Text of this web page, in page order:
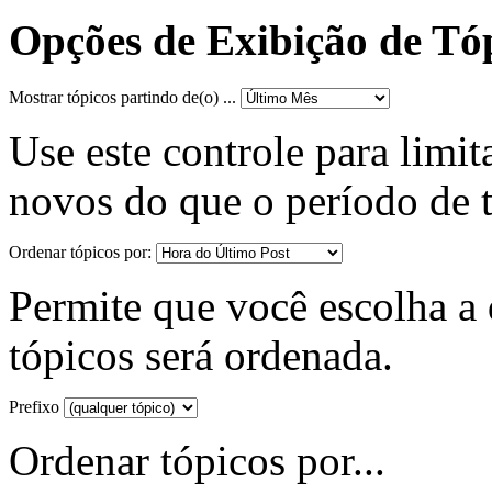
Opções de Exibição de
Mostrar tópicos partindo de(o) ...
Use este controle para
novos do que o período de
Ordenar tópicos por:
Permite que você escolha
tópicos será ordenada.
Prefixo
Ordenar tópicos por...